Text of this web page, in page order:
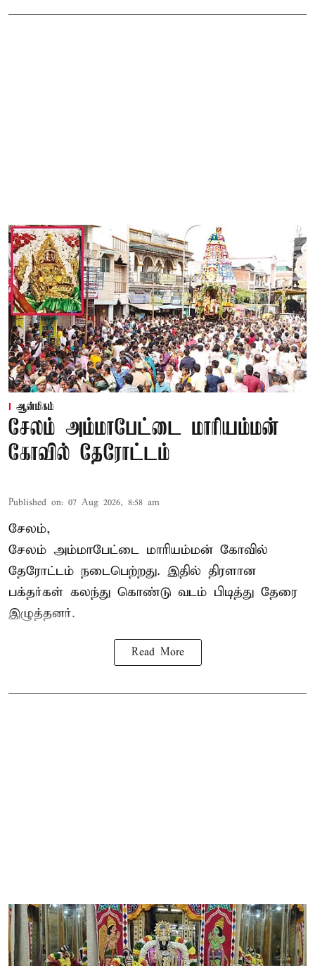
ஆன்மிகம்
சேலம் அம்மாபேட்டை மாரியம்மன்
கோவில் தேரோட்டம்
Published on: 07 Aug 2026, 8:58 am
சேலம்,
சேலம் அம்மாபேட்டை மாரியம்மன் கோவில்
தேரோட்டம் நடைபெற்றது. இதில் திரளான
பக்தர்கள் கலந்து கொண்டு வடம் பிடித்து தேரை
இழுத்தனர்.
Read More